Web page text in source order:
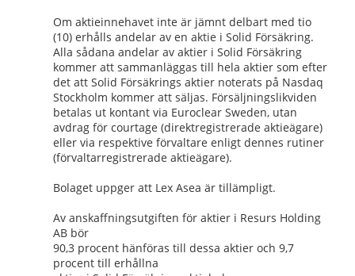
Om aktieinnehavet inte är jämnt delbart med tio
(10) erhålls andelar av en aktie i Solid Försäkring.
Alla sådana andelar av aktier i Solid Försäkring
kommer att sammanläggas till hela aktier som efter
det att Solid Försäkrings aktier noterats på Nasdaq
Stockholm kommer att säljas. Försäljningslikviden
betalas ut kontant via Euroclear Sweden, utan
avdrag för courtage (direktregistrerade aktieägare)
eller via respektive förvaltare enligt dennes rutiner
(förvaltarregistrerade aktieägare).
Bolaget uppger att Lex Asea är tillämpligt.
Av anskaffningsutgiften för aktier i Resurs Holding
AB bör
90,3 procent hänföras till dessa aktier och 9,7
procent till erhållna